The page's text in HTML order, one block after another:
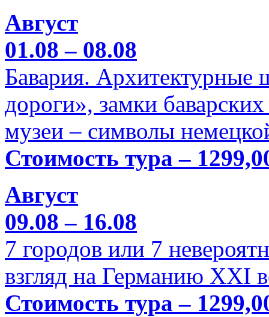
Август
01.08 – 08.08
Бавария. Архитектурные
дороги», замки
музеи – символы
Стоимость тура –
Август
09.08 – 16.08
7 городов или 7
взгляд на Германию XXI
Стоимость тура –